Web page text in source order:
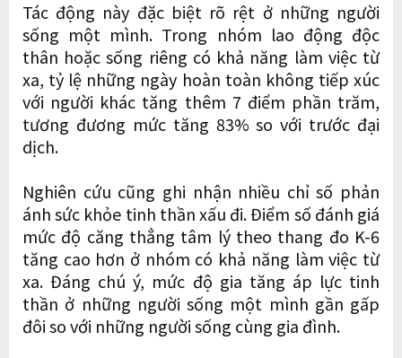
Tác động này đặc biệt rõ rệt ở những người
sống một mình. Trong nhóm lao động độc
thân hoặc sống riêng có khả năng làm việc từ
xa, tỷ lệ những ngày hoàn toàn không tiếp xúc
với người khác tăng thêm 7 điểm phần trăm,
tương đương mức tăng 83% so với trước đại
dịch.
Nghiên cứu cũng ghi nhận nhiều chỉ số phản
ánh sức khỏe tinh thần xấu đi. Điểm số đánh giá
mức độ căng thẳng tâm lý theo thang đo K-6
tăng cao hơn ở nhóm có khả năng làm việc từ
xa. Đáng chú ý, mức độ gia tăng áp lực tinh
thần ở những người sống một mình gần gấp
đôi so với những người sống cùng gia đình.